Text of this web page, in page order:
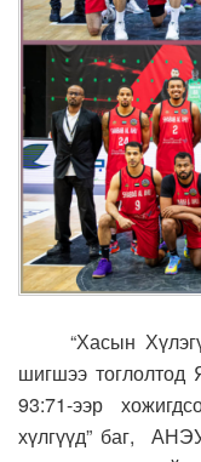
“Хасын
шигшээ тоглолтод
93:71-ээр
хүлгүүд” баг,